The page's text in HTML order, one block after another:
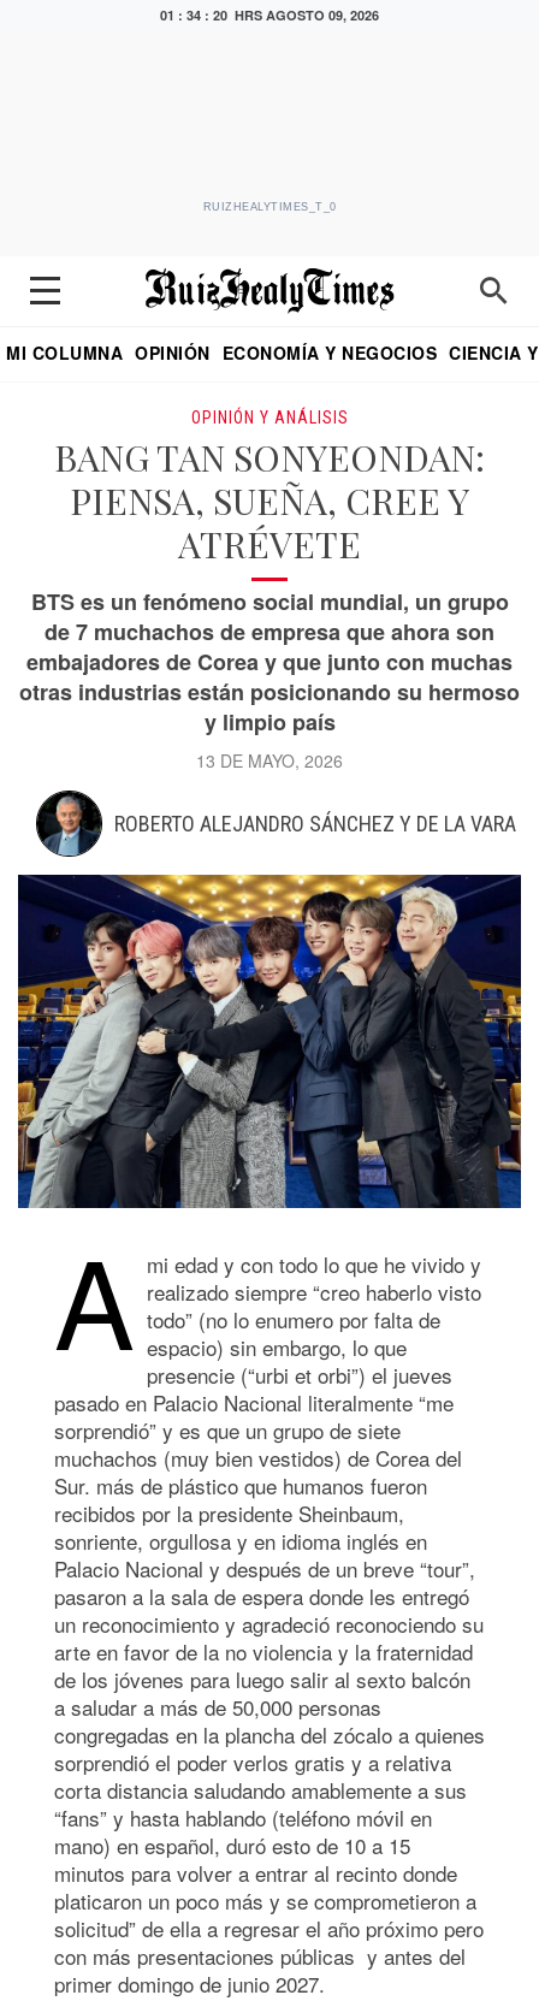
01 : 34 : 21 HRS AGOSTO 09, 2026
RUIZHEALYTIMES_T_0
MI COLUMNA OPINIÓN ECONOMÍA Y NEGOCIOS CIENCIA
OPINIÓN Y ANÁLISIS
BANG TAN SONYEONDAN:
PIENSA, SUEÑA, CREE Y
ATRÉVETE
BTS es un fenómeno social mundial, un grupo
de 7 muchachos de empresa que ahora son
embajadores de Corea y que junto con muchas
otras industrias están posicionando su hermoso
y limpio país
13 DE MAYO, 2026
ROBERTO ALEJANDRO SÁNCHEZ Y DE LA VARA
A mi edad y con todo lo que he vivido y
realizado siempre “creo haberlo visto
todo” (no lo enumero por falta de
espacio) sin embargo, lo que
presencie (“urbi et orbi”) el jueves
pasado en Palacio Nacional literalmente “me
sorprendió” y es que un grupo de siete
muchachos (muy bien vestidos) de Corea del
Sur. más de plástico que humanos fueron
recibidos por la presidente Sheinbaum,
sonriente, orgullosa y en idioma inglés en
Palacio Nacional y después de un breve “tour”,
pasaron a la sala de espera donde les entregó
un reconocimiento y agradeció reconociendo su
arte en favor de la no violencia y la fraternidad
de los jóvenes para luego salir al sexto balcón
a saludar a más de 50,000 personas
congregadas en la plancha del zócalo a quienes
sorprendió el poder verlos gratis y a relativa
corta distancia saludando amablemente a sus
“fans” y hasta hablando (teléfono móvil en
mano) en español, duró esto de 10 a 15
minutos para volver a entrar al recinto donde
platicaron un poco más y se comprometieron a
solicitud” de ella a regresar el año próximo pero
con más presentaciones públicas y antes del
primer domingo de junio 2027.